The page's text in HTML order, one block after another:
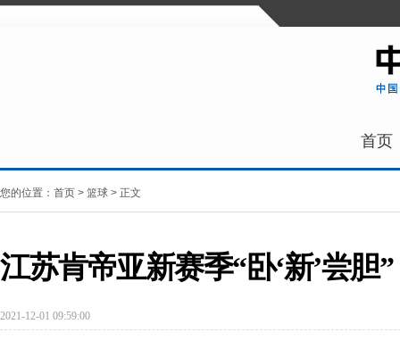
首页
您的位置： 首页 > 篮球 > 正文
江苏肯帝亚新赛季“卧‘新’尝胆
2021-12-01 09:59:00